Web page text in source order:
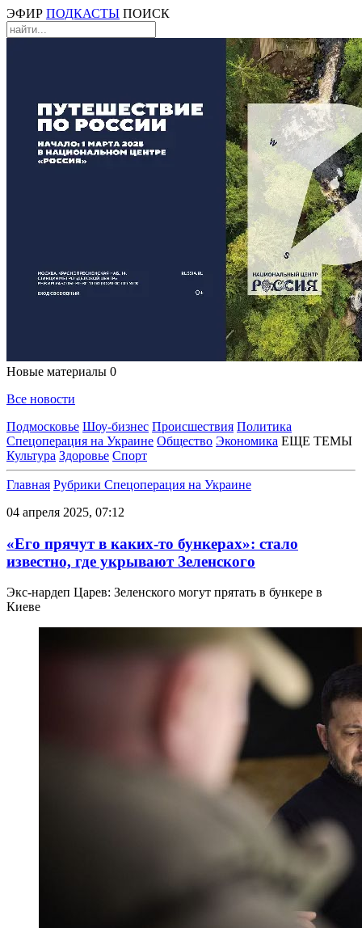
ЭФИР ПОДКАСТЫ ПОИСК
Новые материалы 0
Все новости
Подмосковье Шоу-бизнес Происшествия Политика
Спецоперация на Украине Общество Экономика ЕЩЕ ТЕМЫ
Культура Здоровье Спорт
Главная Рубрики Спецоперация на Украине
04 апреля 2025, 07:12
«Его прячут в каких-то бункерах»: стало
известно, где укрывают Зеленского
Экс-нардеп Царев: Зеленского могут прятать в бункере в
Киеве